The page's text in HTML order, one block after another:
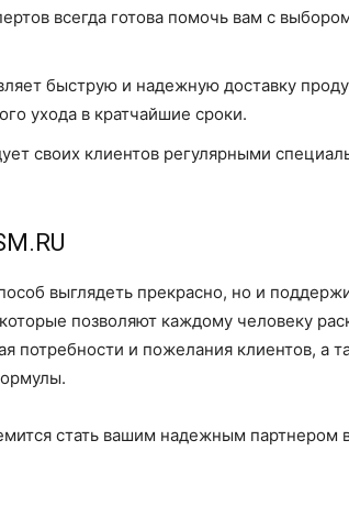
всегда готова помочь вам с
быструю и надежную доставку
ухода в кратчайшие сроки.
своих клиентов регулярными
выглядеть прекрасно, но и
позволяют каждому человеку
потребности и пожелания клиентов, а
стать вашим надежным партнером